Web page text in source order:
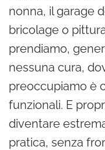
nonna, il garage
bricolage o
prendiamo,
nessuna cura,
preoccupiamo è
funzionali. E
diventare
pratica, senza